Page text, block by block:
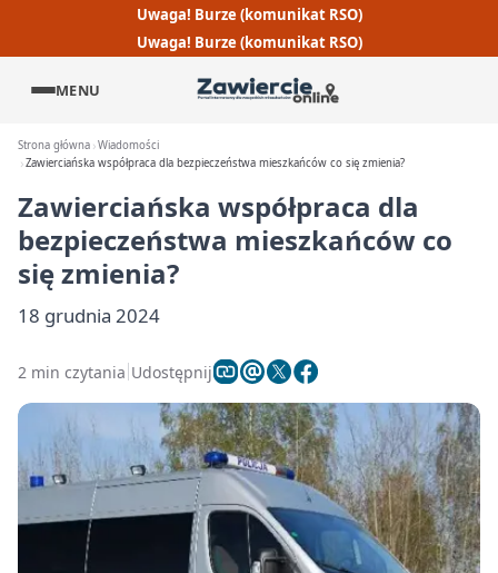
Uwaga! Burze (komunikat RSO)
Uwaga! Burze (komunikat RSO)
MENU
Strona główna Wiadomości
Zawierciańska współpraca dla bezpieczeństwa mieszkańców co się zmienia?
Zawierciańska współpraca dla
bezpieczeństwa mieszkańców co
się zmienia?
18 grudnia 2024
2 min czytania Udostępnij